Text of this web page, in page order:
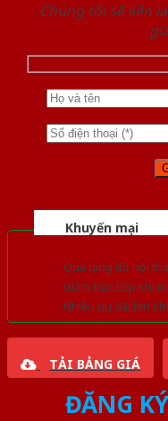
Chúng tôi sẽ liên
Khuyến mại
Quà tặng đồ nội
Giảm trực tiếp khi
Nhiều ưu đãi lớn
TẢI BẢNG GIÁ
ĐĂNG